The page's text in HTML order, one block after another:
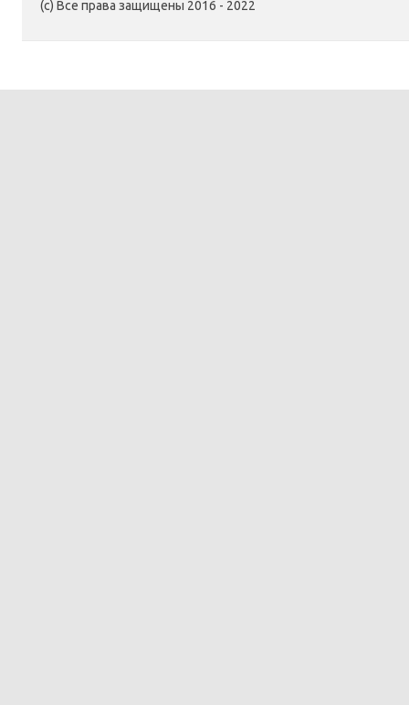
(c) Все права защищены 2016 - 2022